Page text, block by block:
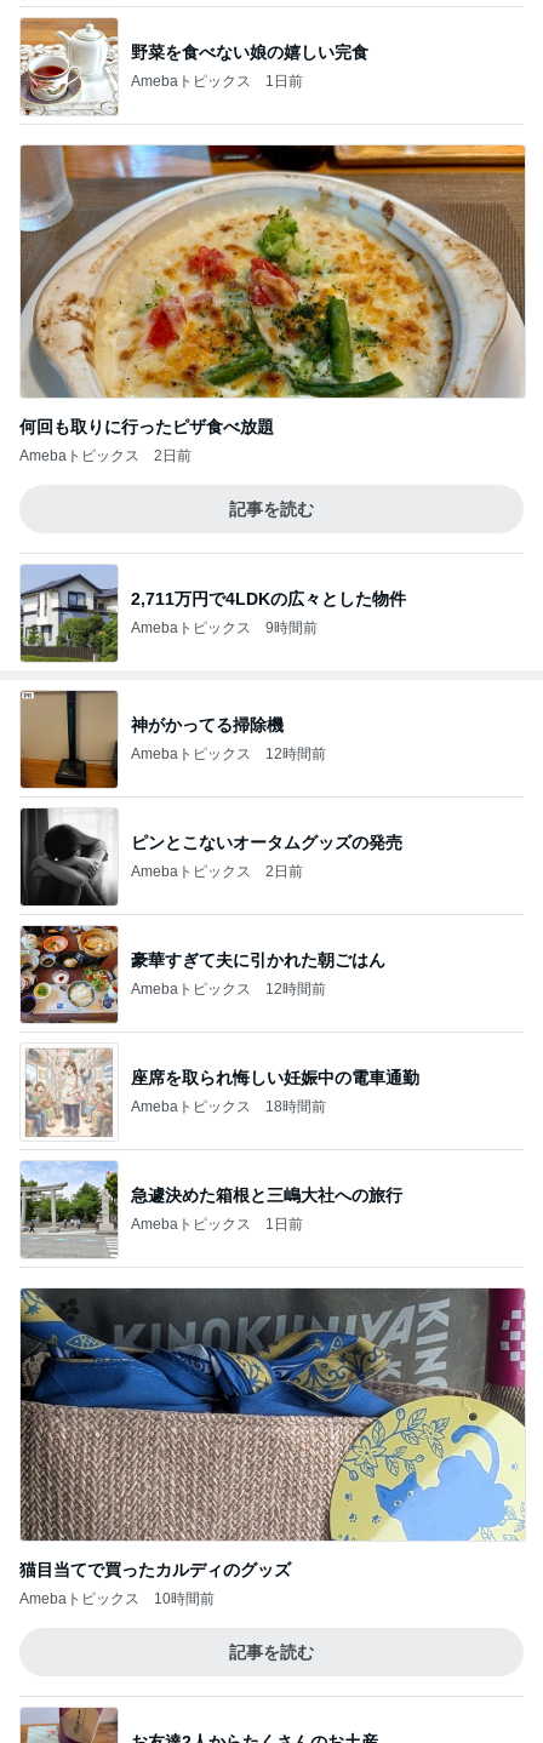
野菜を食べない娘の嬉しい完食
Amebaトピックス 1日前
何回も取りに行ったピザ食べ放題
Amebaトピックス 2日前
記事を読む
2,711万円で4LDKの広々とした物件
Amebaトピックス 9時間前
神がかってる掃除機
Amebaトピックス 12時間前
ピンとこないオータムグッズの発売
Amebaトピックス 2日前
豪華すぎて夫に引かれた朝ごはん
Amebaトピックス 12時間前
座席を取られ悔しい妊娠中の電車通勤
Amebaトピックス 18時間前
急遽決めた箱根と三嶋大社への旅行
Amebaトピックス 1日前
猫目当てで買ったカルディのグッズ
Amebaトピックス 10時間前
記事を読む